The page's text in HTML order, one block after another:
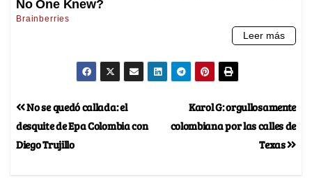
Karol G: orgullosamente
colombiana por las calles de
Texas
No se quedó callada: el
desquite de Epa Colombia con
Diego Trujillo